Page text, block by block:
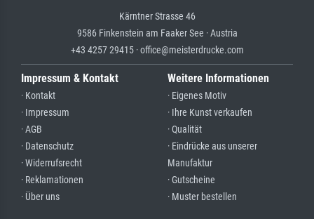
Kärntner Strasse 46
9586 Finkenstein am Faaker See · Austria
+43 4257 29415 · office@meisterdrucke.com
Impressum & Kontakt
· Kontakt
· Impressum
· AGB
· Datenschutz
· Widerrufsrecht
· Reklamationen
· Über uns
Weitere Informationen
· Eigenes Motiv
· Ihre Kunst verkaufen
· Qualität
· Eindrücke aus unserer
Manufaktur
· Gutscheine
· Muster bestellen